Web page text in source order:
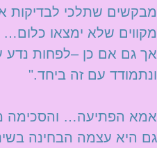
מבקשים שתלכי לבדיקות
מקווים שלא ימצאו כלום…
אך גם אם כן –לפחות נדע
ונתמודד עם זה ביחד."
אמא הפתיעה… והסכימה
גם היא עצמה הבחינה